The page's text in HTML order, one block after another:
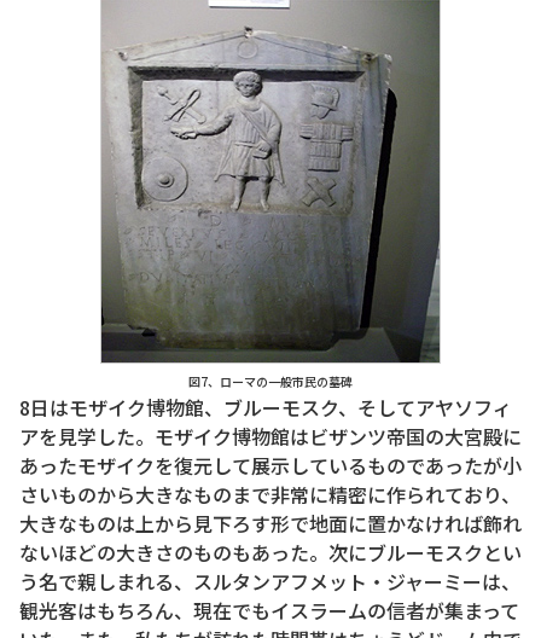
図7、ローマの一般市民の墓碑
8日はモザイク博物館、ブルーモスク、そしてアヤソフィ
アを見学した。モザイク博物館はビザンツ帝国の大宮殿に
あったモザイクを復元して展示しているものであったが小
さいものから大きなものまで非常に精密に作られており、
大きなものは上から見下ろす形で地面に置かなければ飾れ
ないほどの大きさのものもあった。次にブルーモスクとい
う名で親しまれる、スルタンアフメット・ジャーミーは、
観光客はもちろん、現在でもイスラームの信者が集まって